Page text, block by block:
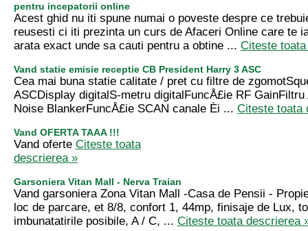
pentru incepatorii online
Acest ghid nu iti spune numai o poveste despre ce
reusesti ci iti prezinta un curs de Afaceri Online care te
arata exact unde sa cauti pentru a obtine ... Citeste
Vand statie emisie receptie CB President Harry 3 ASC
Cea mai buna statie calitate / pret cu filtre de
ASCDisplay digitalS-metru digitalFuncÅ£ie RF
Noise BlankerFuncÅ£ie SCAN canale Èi ... Citeste toata
Vand OFERTA TAAA !!!
Vand oferte Citeste toata
descrierea »
Garsoniera Vitan Mall - Nerva Traian
Vand garsoniera Zona Vitan Mall -Casa de Pensii -
loc de parcare, et 8/8, confort 1, 44mp, finisaje de Lux,
imbunatatirile posibile, A / C, ... Citeste toata descrierea